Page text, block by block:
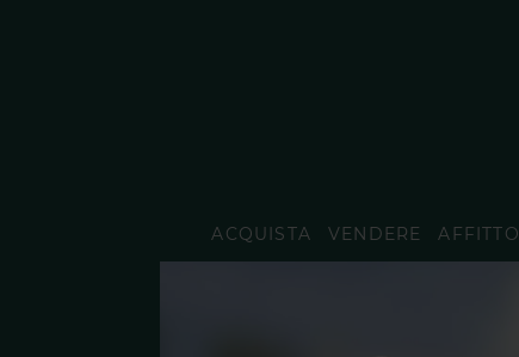
ACQUISTA VENDERE AFFITTO